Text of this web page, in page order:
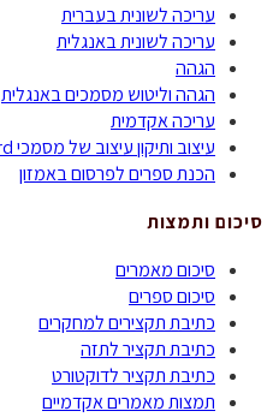
עריכה לשונית בעברית
עריכה לשונית באנגלית
הגהה
הגהה וליטוש מסמכים באנגלית
עריכה אקדמית
עיצוב ותיקון עיצוב של מסמכי Word
הכנת ספרים לפרסום באמזון
סיכום ותמצות
סיכום מאמרים
סיכום ספרים
כתיבת תקצירים למחקרים
כתיבת תקציר לתזה
כתיבת תקציר לדוקטורט
תמצות מאמרים אקדמיים